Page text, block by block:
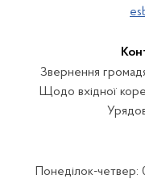
Звернення
Щодо вхідної
Понеділок-